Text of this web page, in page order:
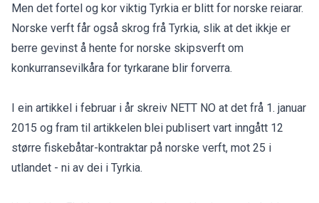
Men det fortel og kor viktig Tyrkia er blitt for norske reiarar.
Norske verft får også skrog frå Tyrkia, slik at det ikkje er
berre gevinst å hente for norske skipsverft om
konkurransevilkåra for tyrkarane blir forverra.
I ein artikkel i februar i år skreiv NETT NO at det frå 1. januar
2015 og fram til artikkelen blei publisert vart inngått 12
større fiskebåtar-kontraktar på norske verft, mot 25 i
utlandet - ni av dei i Tyrkia.